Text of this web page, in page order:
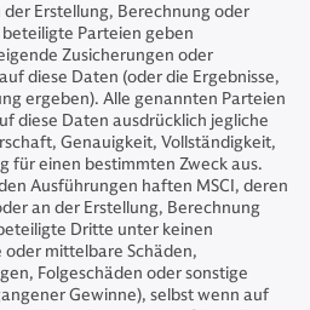
Erstellung, Berechnung oder
Parteien geben
Zusicherungen oder
diese Daten (oder die Ergebnisse,
ergeben). Alle genannten Parteien
diese Daten ausdrücklich jegliche
Genauigkeit, Vollständigkeit,
für einen bestimmten Zweck aus.
Ausführungen haften MSCI, deren
an der Erstellung, Berechnung
Dritte unter keinen
mittelbare Schäden,
Folgeschäden oder sonstige
Gewinne), selbst wenn auf